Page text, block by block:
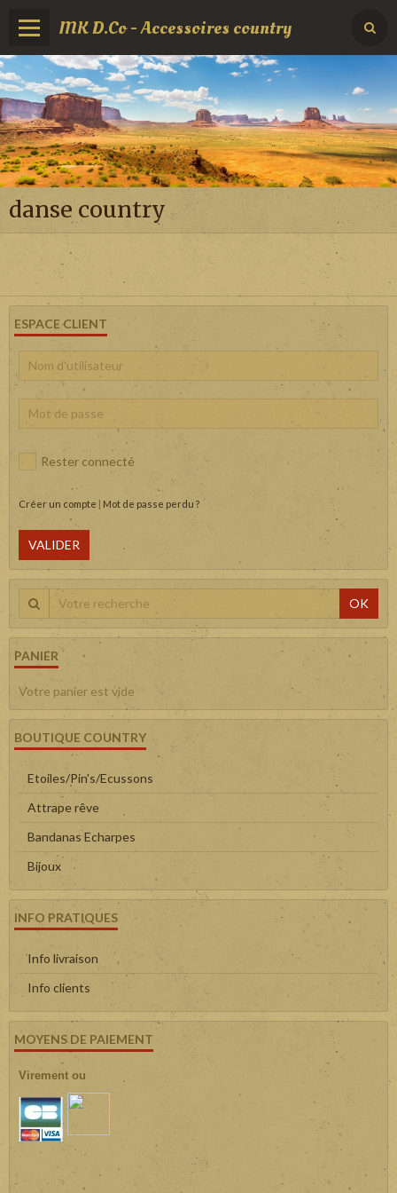
MK D.Co - Accessoires country
danse country
ESPACE CLIENT
Rester connecté
Créer un compte | Mot de passe perdu ?
VALIDER
OK
PANIER
Votre panier est vide
BOUTIQUE COUNTRY
Etoiles/Pin's/Ecussons
Attrape rêve
Bandanas Echarpes
Bijoux
INFO PRATIQUES
Info livraison
Info clients
MOYENS DE PAIEMENT
Virement ou